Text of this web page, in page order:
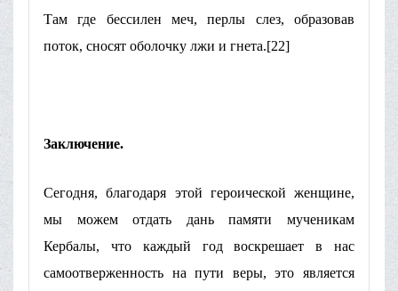
Там где бессилен меч, перлы слез, образовав
поток, сносят оболочку лжи и гнета.[22]
Заключение.
Сегодня, благодаря этой героической женщине,
мы можем отдать дань памяти мученикам
Кербалы, что каждый год воскрешает в нас
самоотверженность на пути веры, это является